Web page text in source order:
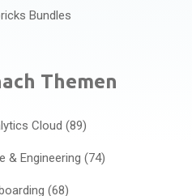
Bundles
Themen
Cloud (89)
& Engineering (74)
(68)